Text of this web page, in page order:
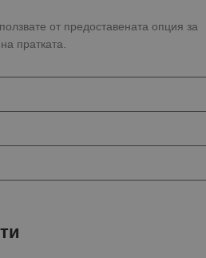
от предоставената опция за
пратката.